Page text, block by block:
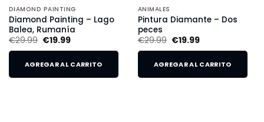
DIAMOND PAINTING
Diamond Painting – Lago
Balea, Rumanía
€29.99 €19.99
AGREGAR AL CARRITO
ANIMALES
Pintura Diamante – Dos
peces
€29.99 €19.99
AGREGAR AL CARRITO